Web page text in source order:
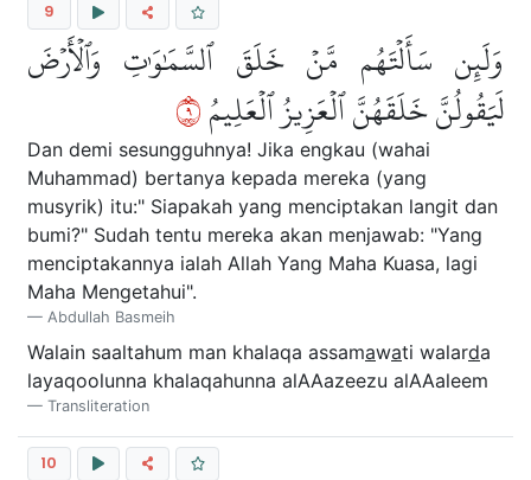
9
وَلَئِن سَأَلۡتَهُم مَّنۡ خَلَقَ ٱلسَّمَٰوَٰتِ وَٱلۡأَرۡضَ
لَيَقُولُنَّ خَلَقَهُنَّ ٱلۡعَزِيزُ ٱلۡعَلِيمُ٩
Dan demi sesungguhnya! Jika engkau (wahai
Muhammad) bertanya kepada mereka (yang
musyrik) itu:" Siapakah yang menciptakan langit dan
bumi?" Sudah tentu mereka akan menjawab: "Yang
menciptakannya ialah Allah Yang Maha Kuasa, lagi
Maha Mengetahui".
Abdullah Basmeih
Walain saaltahum man khalaqa assamawati walarda
layaqoolunna khalaqahunna alAAazeezu alAAaleem
Transliteration
10